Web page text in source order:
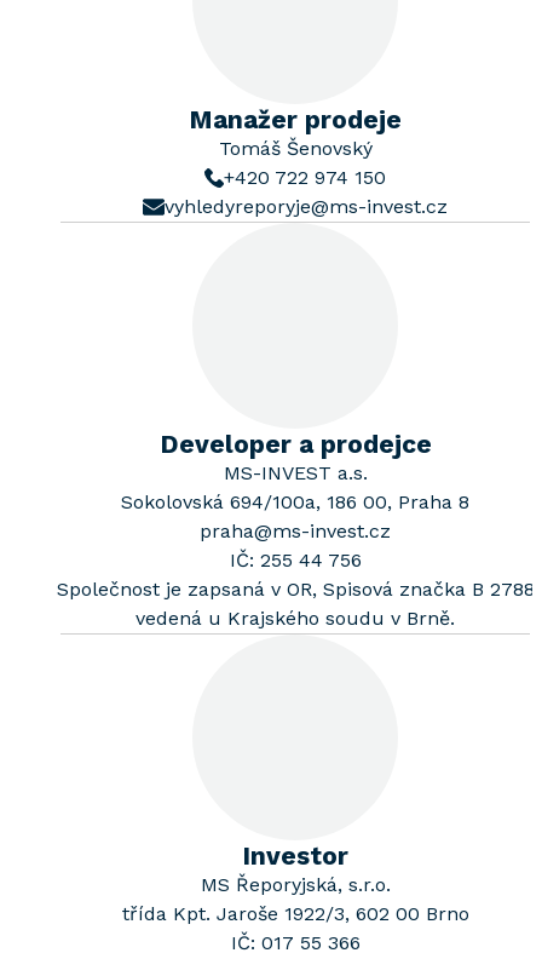
Manažer prodeje
Tomáš Šenovský
+420 722 974 150
vyhledyreporyje@ms-invest.cz
Developer a prodejce
MS-INVEST a.s.
Sokolovská 694/100a, 186 00, Praha 8
praha@ms-invest.cz
IČ: 255 44 756
Společnost je zapsaná v OR, Spisová značka B 2788
vedená u Krajského soudu v Brně.
Investor
MS Řeporyjská, s.r.o.
třída Kpt. Jaroše 1922/3, 602 00 Brno
IČ: 017 55 366